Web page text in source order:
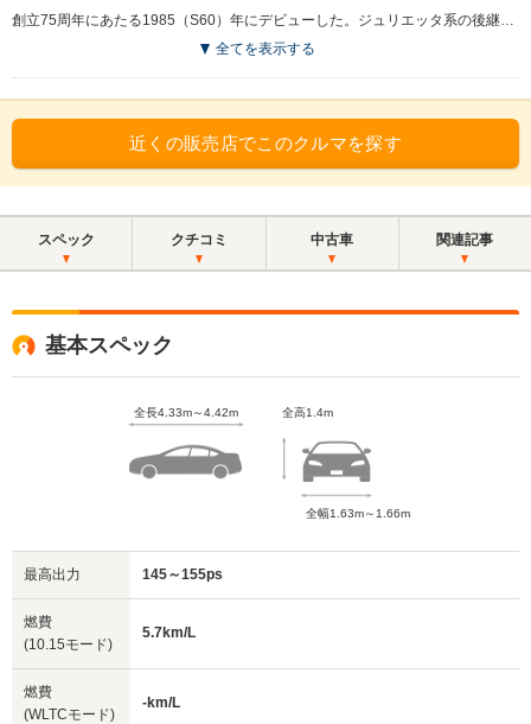
創立75周年にあたる1985（S60）年にデビューした。ジュリエッタ系の後継であり、後の155、156につながるミドルクラスのスポーツセダンだ。アルファロメオ最後のFR（後輪駆動）でもある。日本に導入されたのは2.5LのV6エンジン＋3ATと2L直4のDOHC＋5MTのツインスパークの2モデル。後者はアルファ伝統の1気筒当たり2つのプラグをもつ。ちなみにMT車はギアボックスがデフと一体化されたトランスアクスル方式を採用し、理想的な重量配分を実現している。何にも似ることのない、ユニークなスタイリングと、FRらしい走り味は熱心なマニアの心をとらえて離さない。（1987.1）
全てを表示する
近くの販売店でこのクルマを探す
スペック クチコミ 中古車 関連記事
基本スペック
全長4.33m～4.42m 全高1.4m
全幅1.63m～1.66m
最高出力 145～155ps
燃費
(10.15モード)
5.7km/L
燃費
(WLTCモード)
-km/L